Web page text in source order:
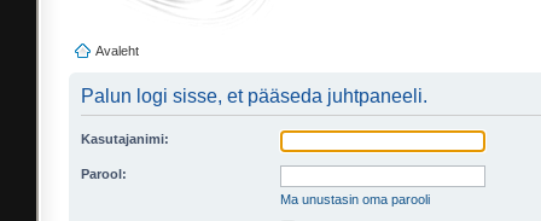
Avaleht
Palun logi sisse, et pääseda juhtpaneeli.
Kasutajanimi:
Parool:
Ma unustasin oma parooli